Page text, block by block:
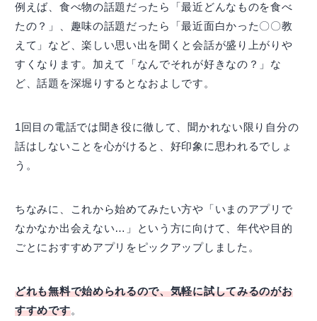
例えば、食べ物の話題だったら「最近どんなものを食べ
たの？」、趣味の話題だったら「最近面白かった〇〇教
えて」など、楽しい思い出を聞くと会話が盛り上がりや
すくなります。加えて「なんでそれが好きなの？」な
ど、話題を深堀りするとなおよしです。
1回目の電話では聞き役に徹して、聞かれない限り自分の
話はしないことを心がけると、好印象に思われるでしょ
う。
ちなみに、これから始めてみたい方や「いまのアプリで
なかなか出会えない…」という方に向けて、年代や目的
ごとにおすすめアプリをピックアップしました。
どれも無料で始められるので、気軽に試してみるのがお
すすめです。